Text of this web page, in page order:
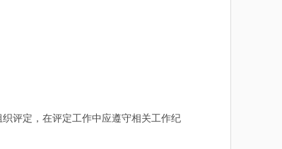
评定，在评定工作中应遵守相关工作纪